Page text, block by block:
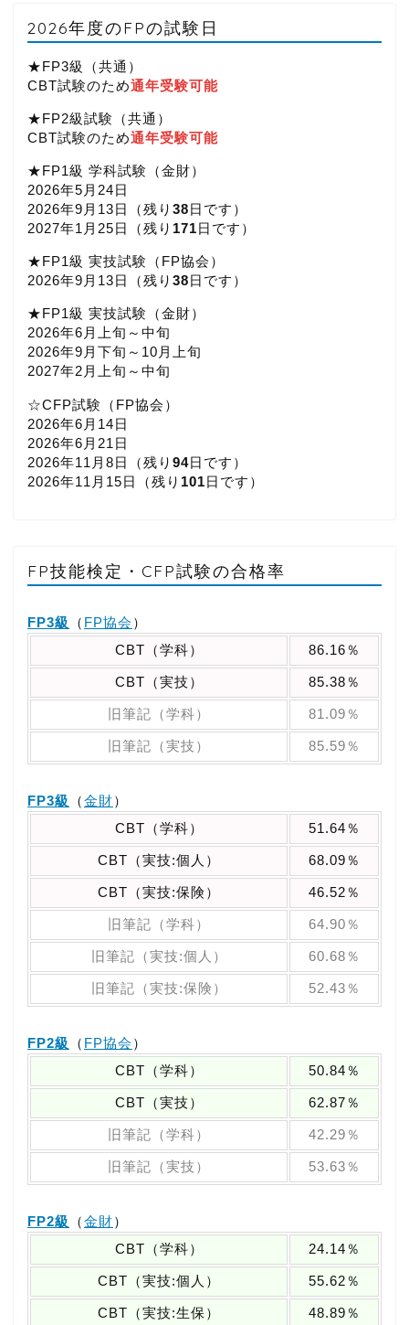
2026年度のFPの試験日
★FP3級（共通）
CBT試験のため通年受験可能
★FP2級試験（共通）
CBT試験のため通年受験可能
★FP1級 学科試験（金財）
2026年5月24日
2026年9月13日（残り 38日です）
2027年1月25日（残り 171日です）
★FP1級 実技試験（FP協会）
2026年9月13日（残り 38日です）
★FP1級 実技試験（金財）
2026年6月上旬～中旬
2026年9月下旬～10月上旬
2027年2月上旬～中旬
☆CFP試験（FP協会）
2026年6月14日
2026年6月21日
2026年11月8日（残り 94日です）
2026年11月15日（残り 101日です）
FP技能検定・CFP試験の合格率
FP3級 （ FP協会 ）
CBT（学科）
86.16％
CBT（実技） 85.38％
旧筆記（学科） 81.09％
旧筆記（実技） 85.59％
FP3級 （金財）
CBT（学科）
51.64％
CBT（実技:個人） 68.09％
CBT（実技:保険） 46.52％
旧筆記（学科） 64.90％
旧筆記（実技:個人） 60.68％
旧筆記（実技:保険） 52.43％
FP2級 （ FP協会 ）
CBT（学科）
50.84％
CBT（実技） 62.87％
旧筆記（学科） 42.29％
旧筆記（実技） 53.63％
FP2級 （金財）
CBT（学科）
24.14％
CBT（実技:個人） 55.62％
CBT（実技:生保） 48.89％